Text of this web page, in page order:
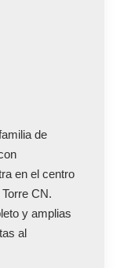
de
en el centro
CN.
y amplias
al